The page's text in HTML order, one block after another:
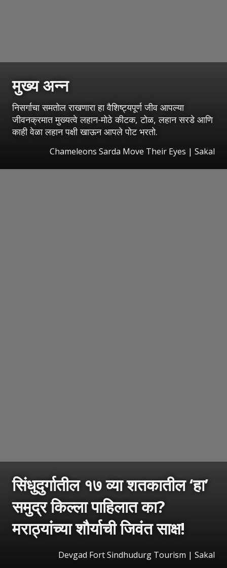
मुख्य अन्न
निसर्गाचा समतोल राखणारा हा वैशिष्ट्यपूर्ण जीव आपल्या
जीवनक्रमात मुख्यत्वे लहान-मोठे कीटक, टोळ, लहान सरडे आणि
काही वेळा लहान पक्षी खाऊन आपले पोट भरतो.
Chameleons Sarda Move Their Eyes | Sakal
सिंधुदुर्गातील १७ व्या शतकातील ‘हा’
समुद्र किल्ला पाहिलात का?
मराठ्यांच्या शौर्याची जिवंत साक्ष!
Devgad Fort Sindhudurg Tourism | Sakal